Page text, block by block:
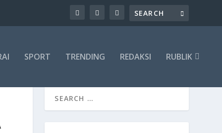
SPORT TRENDING REDAKSI RUBLIK